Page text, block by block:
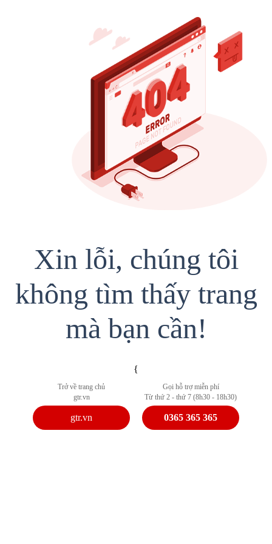
Xin lỗi, chúng tôi
không tìm thấy trang
mà bạn cần!
{
Trở về trang chủ
gtr.vn
gtr.vn
Gọi hỗ trợ miễn phí
Từ thứ 2 - thứ 7 (8h30 - 18h30)
0365 365 365